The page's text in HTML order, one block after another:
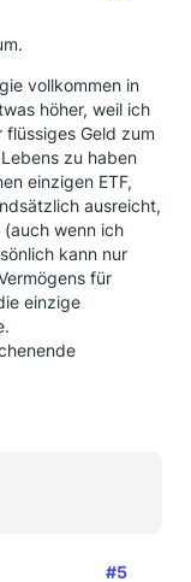
vollkommen in
höher, weil ich
Geld zum
zu haben
einzigen ETF,
ausreicht,
wenn ich
kann nur
für
einzige
#5